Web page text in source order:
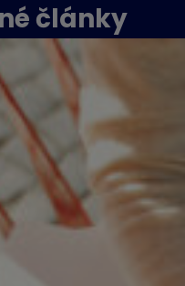
články